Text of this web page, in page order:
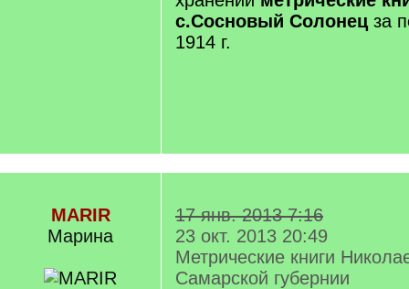
с.Сосновый Солонец за
1914 г.
MARIR
Марина
17 янв. 2013 7:16
23 окт. 2013 20:49
Метрические книги
Самарской губернии